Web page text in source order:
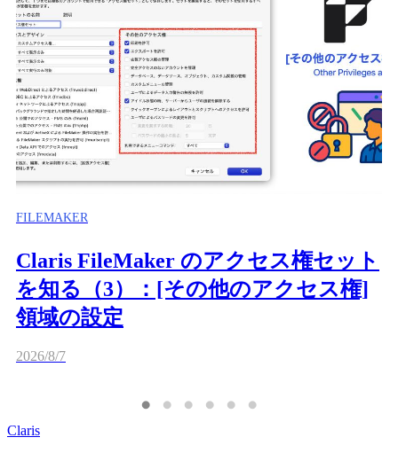
FILEMAKER
Claris FileMaker のアクセス権セット
を知る（3）：[その他のアクセス権]
領域の設定
2026/8/7
Claris